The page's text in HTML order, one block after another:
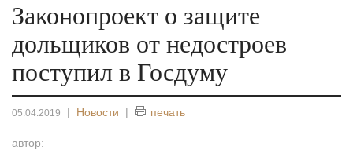
Законопроект о защите
дольщиков от недостроев
поступил в Госдуму
05.04.2019 | Новости | печать
автор: